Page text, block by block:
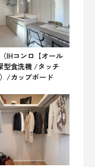
IHコンロ【オール
型食洗機 /タッチ
/カップボード